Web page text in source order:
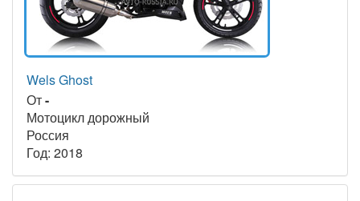
Wels Ghost
От-
Мотоцикл дорожный
Россия
Год: 2018